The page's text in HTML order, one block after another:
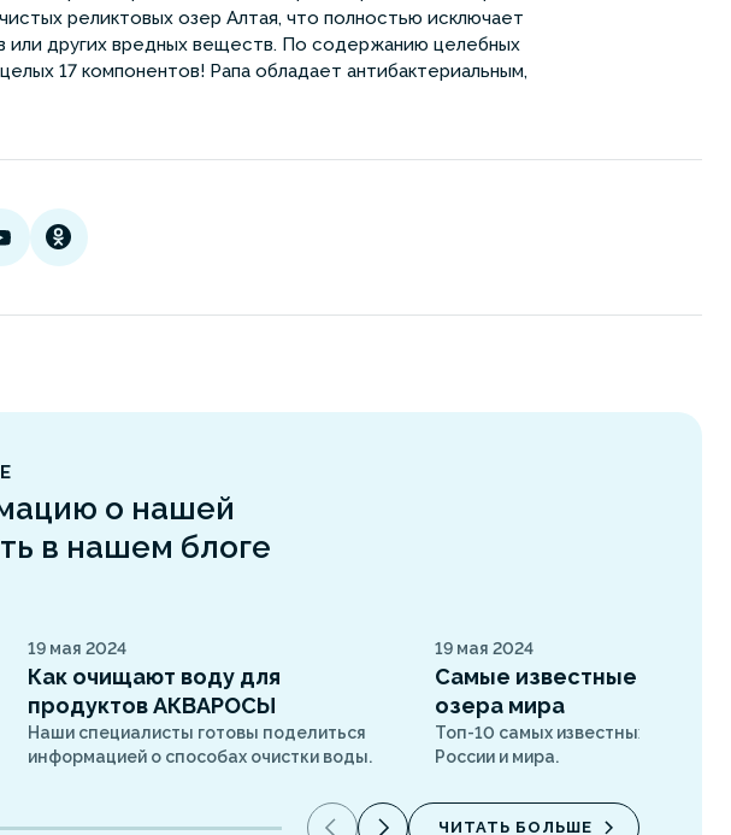
реликтовых озер Алтая, что полностью исключает
или других вредных веществ. По содержанию целебных
17 компонентов! Рапа обладает антибактериальным,
о нашей
в нашем блоге
19 мая 2024
Как очищают воду для
продуктов АКВАРОСЫ
Наши специалисты готовы поделиться
информацией о способах очистки воды.
19 мая 2024
Самые известные
озера мира
Топ-10 самых известных соленых
России и мира.
ЧИТАТЬ БОЛЬШЕ